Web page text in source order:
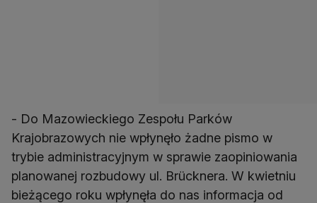
- Do Mazowieckiego Zespołu Parków
Krajobrazowych nie wpłynęło żadne pismo w
trybie administracyjnym w sprawie zaopiniowania
planowanej rozbudowy ul. Brücknera. W kwietniu
bieżącego roku wpłynęła do nas informacja od